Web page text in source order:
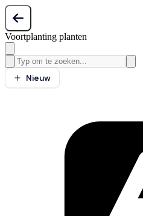
Voortplanting planten
Nieuw